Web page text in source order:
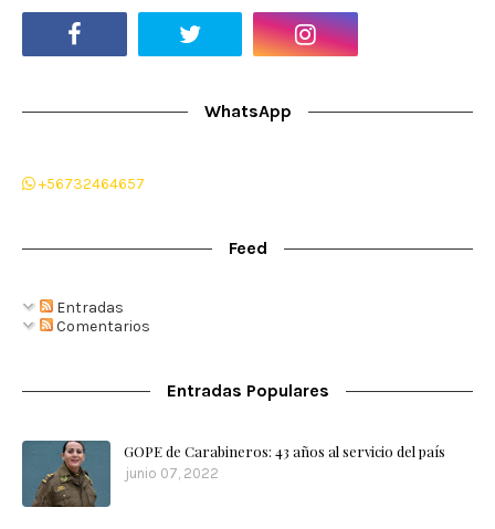
WhatsApp
+56732464657
Feed
Entradas
Comentarios
Entradas Populares
GOPE de Carabineros: 43 años al servicio del país
junio 07, 2022